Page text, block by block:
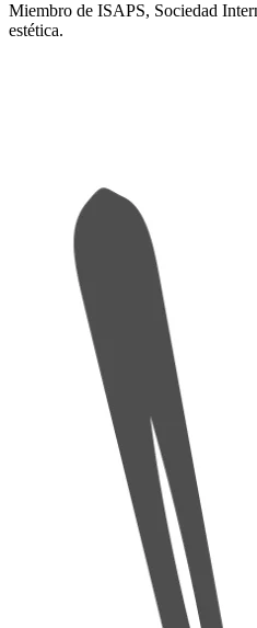
Miembro de ISAPS, Sociedad
estética.